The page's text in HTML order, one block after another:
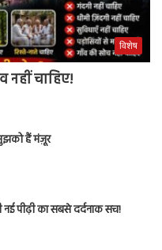
विशेष
नहीं चाहिए!
हैं मंज़ूर
नई पीढ़ी का सबसे दर्दनाक सच!